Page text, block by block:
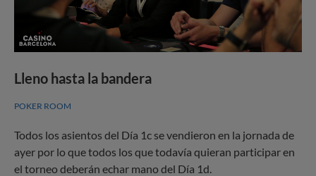
Lleno hasta la bandera
POKER ROOM
Todos los asientos del Día 1c se vendieron en la jornada de
ayer por lo que todos los que todavía quieran participar en
el torneo deberán echar mano del Día 1d.